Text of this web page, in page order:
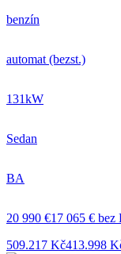
benzín
automat (bezst.)
131kW
Sedan
BA
20 990 €17 065 € bez
509.217 Kč413.998